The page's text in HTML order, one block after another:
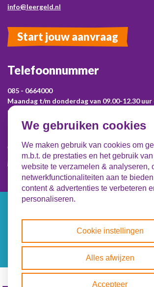
info@leergeld.nl
Start jouw aanvraag
Telefoonnummer
085 - 0664000
Maandag t/m donderdag van 09.00-12.30 uur
uur.
Voor vragen over een aanvraag neem je
Leergeldstichting!
Contact opnemen
instellingen
We gebruiken cookies
We maken gebruik van cookies om
m.b.t. de prestaties en het gebruik
website te verzamelen & analyseren,
netwerkfunctionaliteiten aan te
content & advertenties te verbeteren
personaliseren.
Cookie instellingen
Alles afwijzen
Accepteer